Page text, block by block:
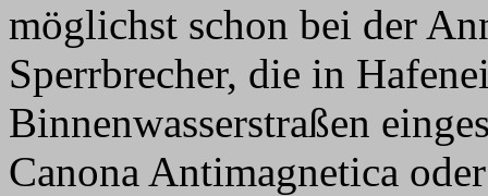
möglichst schon bei der
Sperrbrecher, die in
Binnenwasserstraßen
Canona Antimagnetica